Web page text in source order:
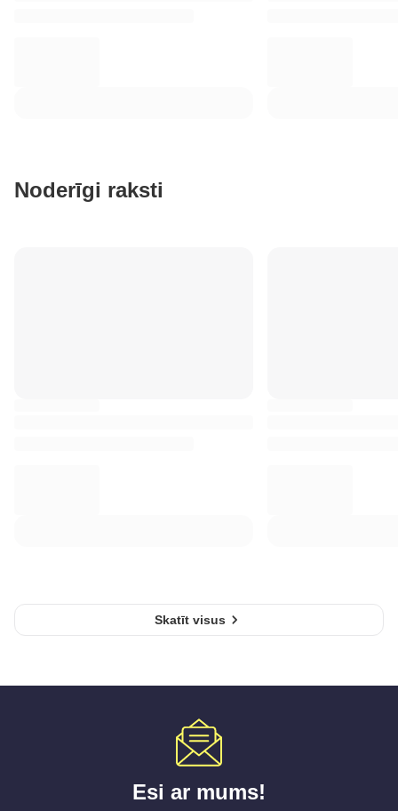
Noderīgi raksti
Skatīt visus
Esi ar mums!